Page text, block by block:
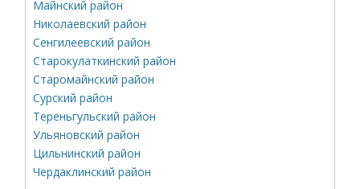
Майнский район
Николаевский район
Сенгилеевский район
Старокулаткинский район
Старомайнский район
Сурский район
Тереньгульский район
Ульяновский район
Цильнинский район
Чердаклинский район